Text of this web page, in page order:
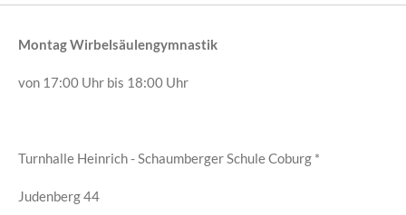
MontagWirbelsäulengymnastik
von 17:00 Uhr bis 18:00 Uhr
Turnhalle Heinrich - Schaumberger Schule Coburg *
Judenberg 44